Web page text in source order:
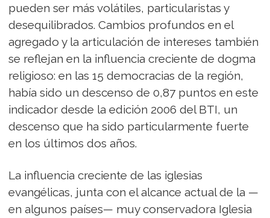
pueden ser más volátiles, particularistas y
desequilibrados. Cambios profundos en el
agregado y la articulación de intereses también
se reflejan en la influencia creciente de dogma
religioso: en las 15 democracias de la región,
había sido un descenso de 0,87 puntos en este
indicador desde la edición 2006 del BTI, un
descenso que ha sido particularmente fuerte
en los últimos dos años.
La influencia creciente de las iglesias
evangélicas, junta con el alcance actual de la —
en algunos países— muy conservadora Iglesia